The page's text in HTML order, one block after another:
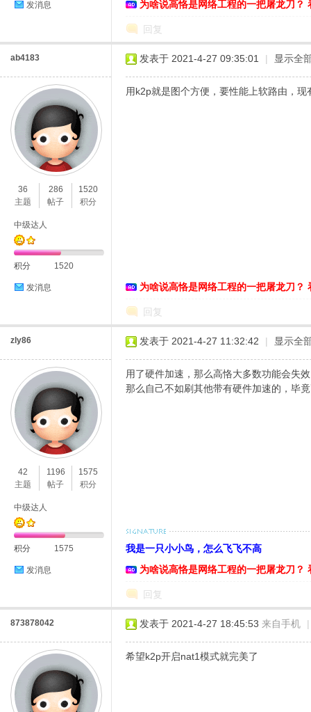
发消息 为啥说高恪是网络工程的一把屠龙刀？
回复
ab4183
36
主题
286
帖子
1520
积分
中级达人
积分 1520
发消息
发表于 2021-4-27 09:35:01 | 显示全
用k2p就是图个方便，要性能上软路由，
为啥说高恪是网络工程的一把屠龙刀？
回复
zly86
42
主题
1196
帖子
1575
积分
中级达人
积分 1575
发消息
发表于 2021-4-27 11:32:42 | 显示全
用了硬件加速，那么高恪大多数功能会失效
那么自己不如刷其他带有硬件加速的，毕
我是一只小小鸟，怎么飞飞不高
为啥说高恪是网络工程的一把屠龙刀？
回复
873878042 发表于 2021-4-27 18:45:53 来自手机 |
希望k2p开启nat1模式就完美了